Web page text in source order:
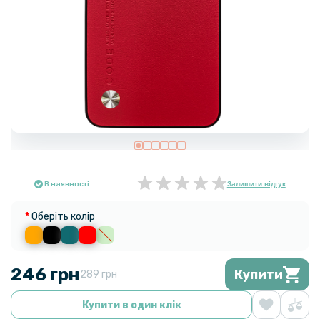
В наявності Залишити відгук
Оберіть колір
246 грн289 грн Купити
Купити в один клік